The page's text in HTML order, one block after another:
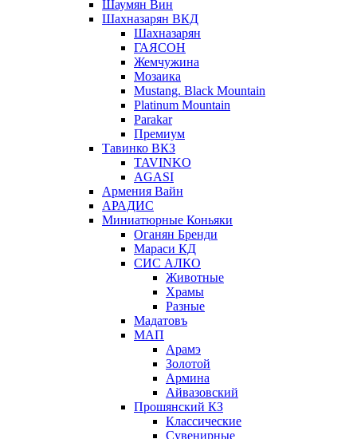
Шаумян Вин
Шахназарян ВКД
Шахназарян
ГАЯСОН
Жемчужина
Мозаика
Mustang. Black Mountain
Platinum Mountain
Parakar
Премиум
Тавинко ВКЗ
TAVINKO
AGASI
Армения Вайн
АРАДИС
Миниатюрные Коньяки
Оганян Бренди
Мараси КД
СИС АЛКО
Животные
Храмы
Разные
Мадатовъ
МАП
Арамэ
Золотой
Армина
Айвазовский
Прошянский КЗ
Классические
Сувенирные